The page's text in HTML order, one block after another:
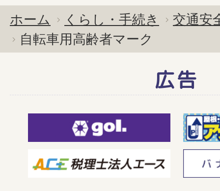
ホーム くらし・手続き
交通安
自転車用高齢者マーク
広告